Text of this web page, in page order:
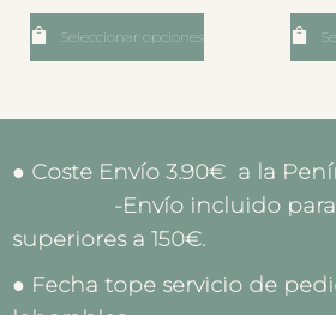
Seleccionar opciones
● Coste Envío 3.90€ a
-Envío incluido para
superiores a 150€.
● Fecha tope servicio de